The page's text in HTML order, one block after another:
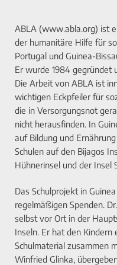
ABLA (www.abla.org) ist
der humanitäre Hilfe für
Portugal und Guinea-
Er wurde 1984 gegründet
Die Arbeit von ABLA ist
wichtigen Eckpfeiler für
die in Versorgungsnot
nicht herausfinden. In
auf Bildung und
Schulen auf den Bijagos
Hühnerinsel und der Insel
Das Schulprojekt in
regelmäßigen Spenden.
selbst vor Ort in der
Inseln. Er hat den Kindern
Schulmaterial zusammen
Winfried Glinka,